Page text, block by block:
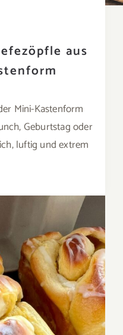
aus
Mini-Kastenform
Geburtstag oder
luftig und extrem